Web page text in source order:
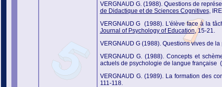
VERGNAUD G. (1988). Questions de
de Didactique et de Sciences Cognitives,
VERGNAUD G (1988). L'élève face à la
Journal of Psychology of Education, 15-21.
VERGNAUD G (1988). Questions vives de
VERGNAUD G. (1988). Concepts et
actuels de psychologie de langue française
VERGNAUD G. (1989). La formation des
111-118.